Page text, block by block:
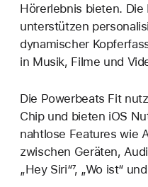
Hörerlebnis bieten. Die
unterstützen
dynamischer
in Musik, Filme und
Die Powerbeats Fit
Chip und bieten iOS
nahtlose Features wie
zwischen Geräten,
„Hey Siri“⁷, „Wo ist“